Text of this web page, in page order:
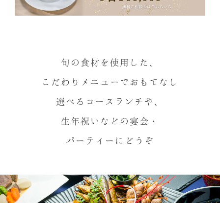
旬の食材を使用した、
こだわりメニューでおもてなし
選べるコースランチや、
生年祝いなどの宴会・
パーティーにどうぞ